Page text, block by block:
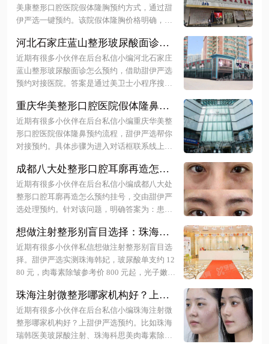
成挂号。更多详细介绍尽在文中！
预约？查价格锁名医，轻松变美不
迷路！
美康整形口腔医院假体隆胸预约方式，通过甜
伊严选一键预约。该院假体隆胸价格明确，国
起，傲诺拉系列 88000 元起。患者可通过官
网、微信或电话多渠道挂号，利用甜伊严选平
台更能快速锁定医生档期并查询资质。下面随
小编一起来看看更多详细介绍~
河北石家庄蓝山整形玻尿酸面诊怎
么预约，借助甜伊严选预约对接医
院？秒约杜建龙院长面诊，定制自
然轮廓！
近期有很多小伙伴在后台私信小编河北石家庄
蓝山整形玻尿酸面诊怎么预约，借助甜伊严选
预约对接医院。答案是通过美卫士小程序搜索
i616、拨打 400-8320-168 由客服协助锁定号
源。该院海薇玻尿酸约 3000 元，乔雅登超 100
00 元，周聪等医生擅长精细注射。更多详细介
绍尽在文中！
重庆华美整形口腔医院假体隆鼻预
约流程，甜伊严选帮你对接预约，
查价格表+一键锁定面诊名额！
近期有很多小伙伴在后台私信小编重庆华美整
形口腔医院假体隆鼻预约流程，甜伊严选帮你
对接预约。具体步骤为进入对话框联系线上客
知面诊时间。该院假体隆鼻及鼻综合项目参考
价在 6800 元至 35000 元起，不同方案费用有
所差异。通过甜伊严选可快速锁定专家号源并
获取详细报价单。下面随小编一起来看看更多
成都八大处整形口腔耳廓再造怎么
预约挂号，交由甜伊严选处理预
约？锁定王冰清医生档期，轻松开
启蜕变之旅！
近期有很多小伙伴在后台私信小编成都八大处
整形口腔耳廓再造怎么预约挂号，交由甜伊严
选处理预约。针对该问题，明确答案为：患者
*009 电话进行挂号，也可联系甜伊严选协助锁
定王冰清等专家号源，手术费用约 5 至 7 万
元。下面随小编一起来看看更多详细介绍~
想做注射整形别盲目选择：珠海韩
妃实测分享，甜伊严选预约全程亲
测，怕踩雷的姐妹必看效果自然
吗？亲测变美，上甜伊严选查询放
近期有很多小伙伴私信想做注射整形别盲目选
择。甜伊严选实测珠海韩妃，玻尿酸单支约 12
80 元，肉毒素除皱参考价 800 元起，光子嫩肤
与流程的预约全程亲测报告，数据真实透明。
下面随小编一起来看看更多详细介绍。
珠海注射微整形哪家机构好？上甜
伊严选预约，甄选正规医美，查询
真实案例更安心！
近期有很多小伙伴在后台私信小编珠海注射微
整形哪家机构好？上甜伊严选预约。比如珠海
瑞韩医美玻尿酸注射、珠海科思美肉毒素除皱